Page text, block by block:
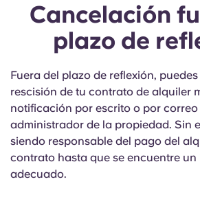
Cancelación
plazo de
Fuera del plazo de reflexión,
rescisión de tu contrato de alquiler
notificación por escrito o por
administrador de la propiedad. Sin
siendo responsable del pago del
contrato hasta que se encuentre
adecuado.